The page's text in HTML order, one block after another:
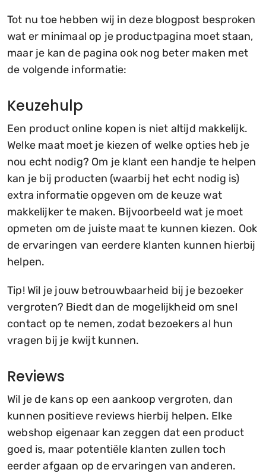
Tot nu toe hebben wij in deze blogpost besproken
wat er minimaal op je productpagina moet staan,
maar je kan de pagina ook nog beter maken met
de volgende informatie:
Keuzehulp
Een product online kopen is niet altijd makkelijk.
Welke maat moet je kiezen of welke opties heb je
nou echt nodig? Om je klant een handje te helpen
kan je bij producten (waarbij het echt nodig is)
extra informatie opgeven om de keuze wat
makkelijker te maken. Bijvoorbeeld wat je moet
opmeten om de juiste maat te kunnen kiezen. Ook
de ervaringen van eerdere klanten kunnen hierbij
helpen.
Tip! Wil je jouw betrouwbaarheid bij je bezoeker
vergroten? Biedt dan de mogelijkheid om snel
contact op te nemen, zodat bezoekers al hun
vragen bij je kwijt kunnen.
Reviews
Wil je de kans op een aankoop vergroten, dan
kunnen positieve reviews hierbij helpen. Elke
webshop eigenaar kan zeggen dat een product
goed is, maar potentiële klanten zullen toch
eerder afgaan op de ervaringen van anderen.